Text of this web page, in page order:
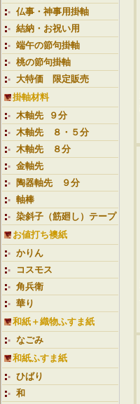
仏事・神事用掛軸
結納・お祝い用
端午の節句掛軸
桃の節句掛軸
大特価 限定販売
掛軸材料
木軸先 ９分
木軸先 ８・５分
木軸先 ８分
金軸先
陶器軸先 ９分
軸棒
染斜子（筋廻し）テープ
お値打ち襖紙
かりん
コスモス
角兵衛
華り
和紙＋織物ふすま紙
なごみ
和紙ふすま紙
ひばり
和